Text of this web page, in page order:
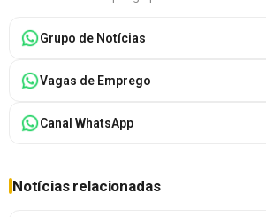
Grupo de Notícias
Vagas de Emprego
Canal WhatsApp
Notícias relacionadas